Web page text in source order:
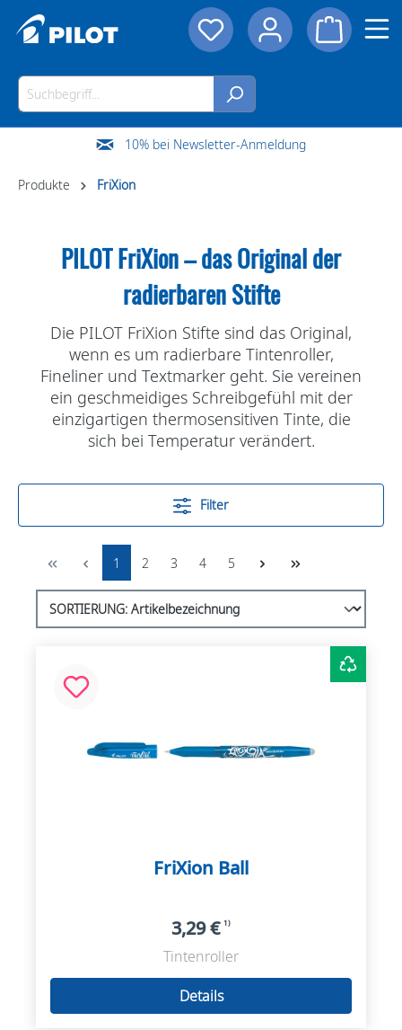
10% bei Newsletter-Anmeldung
Produkte FriXion
PILOT FriXion – das Original der
radierbaren Stifte
Die PILOT FriXion Stifte sind das Original,
wenn es um radierbare Tintenroller,
Fineliner und Textmarker geht. Sie vereinen
ein geschmeidiges Schreibgefühl mit der
einzigartigen thermosensitiven Tinte, die
sich bei Temperatur verändert.
Filter
1 2 3 4 5
FriXion Ball
3,29 € 1)
Tintenroller
Details